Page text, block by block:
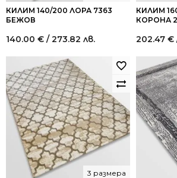
КИЛИМ 140/200 ЛОРА 7363
БЕЖОВ
140.00 € / 273.82 лв.
КИЛИМ
КОРОНА
202.47 €
3 размера